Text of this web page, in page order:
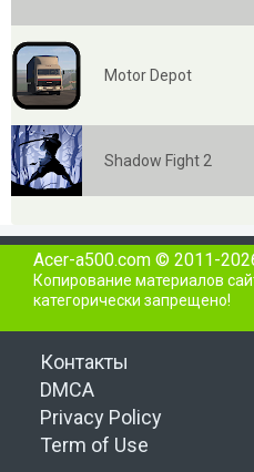
Motor Depot
Shadow Fight 2
Acer-a500.com © 2011-
Копирование материалов
категорически запрещено!
Контакты
DMCA
Privacy Policy
Term of Use